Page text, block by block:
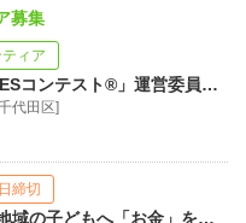
募集
ィア
大学生募集！「第4回FESコンテスト®」運営委員 金融教育動画コンテスト
代田区]
締切
北海道の中高生募集！地域の子どもへ「お金」を伝える１日ボランティア